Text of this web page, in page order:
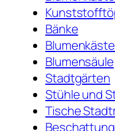
Bänke
Blumensäule
Stadtgärten
Stühle und
Tische